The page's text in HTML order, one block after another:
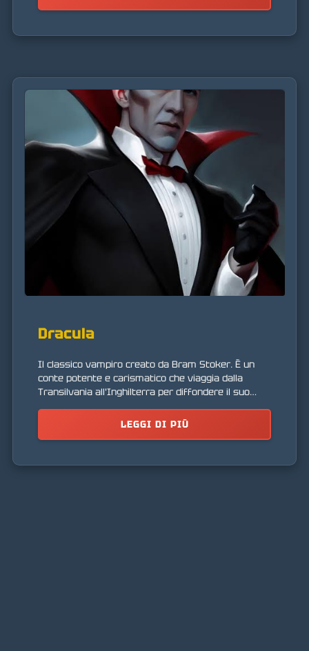
Dracula
Il classico vampiro creato da Bram Stoker. È un
conte potente e carismatico che viaggia dalla
Transilvania all'Inghilterra per diffondere il suo
seduzione del mondo oscuro.
LEGGI DI PIÙ